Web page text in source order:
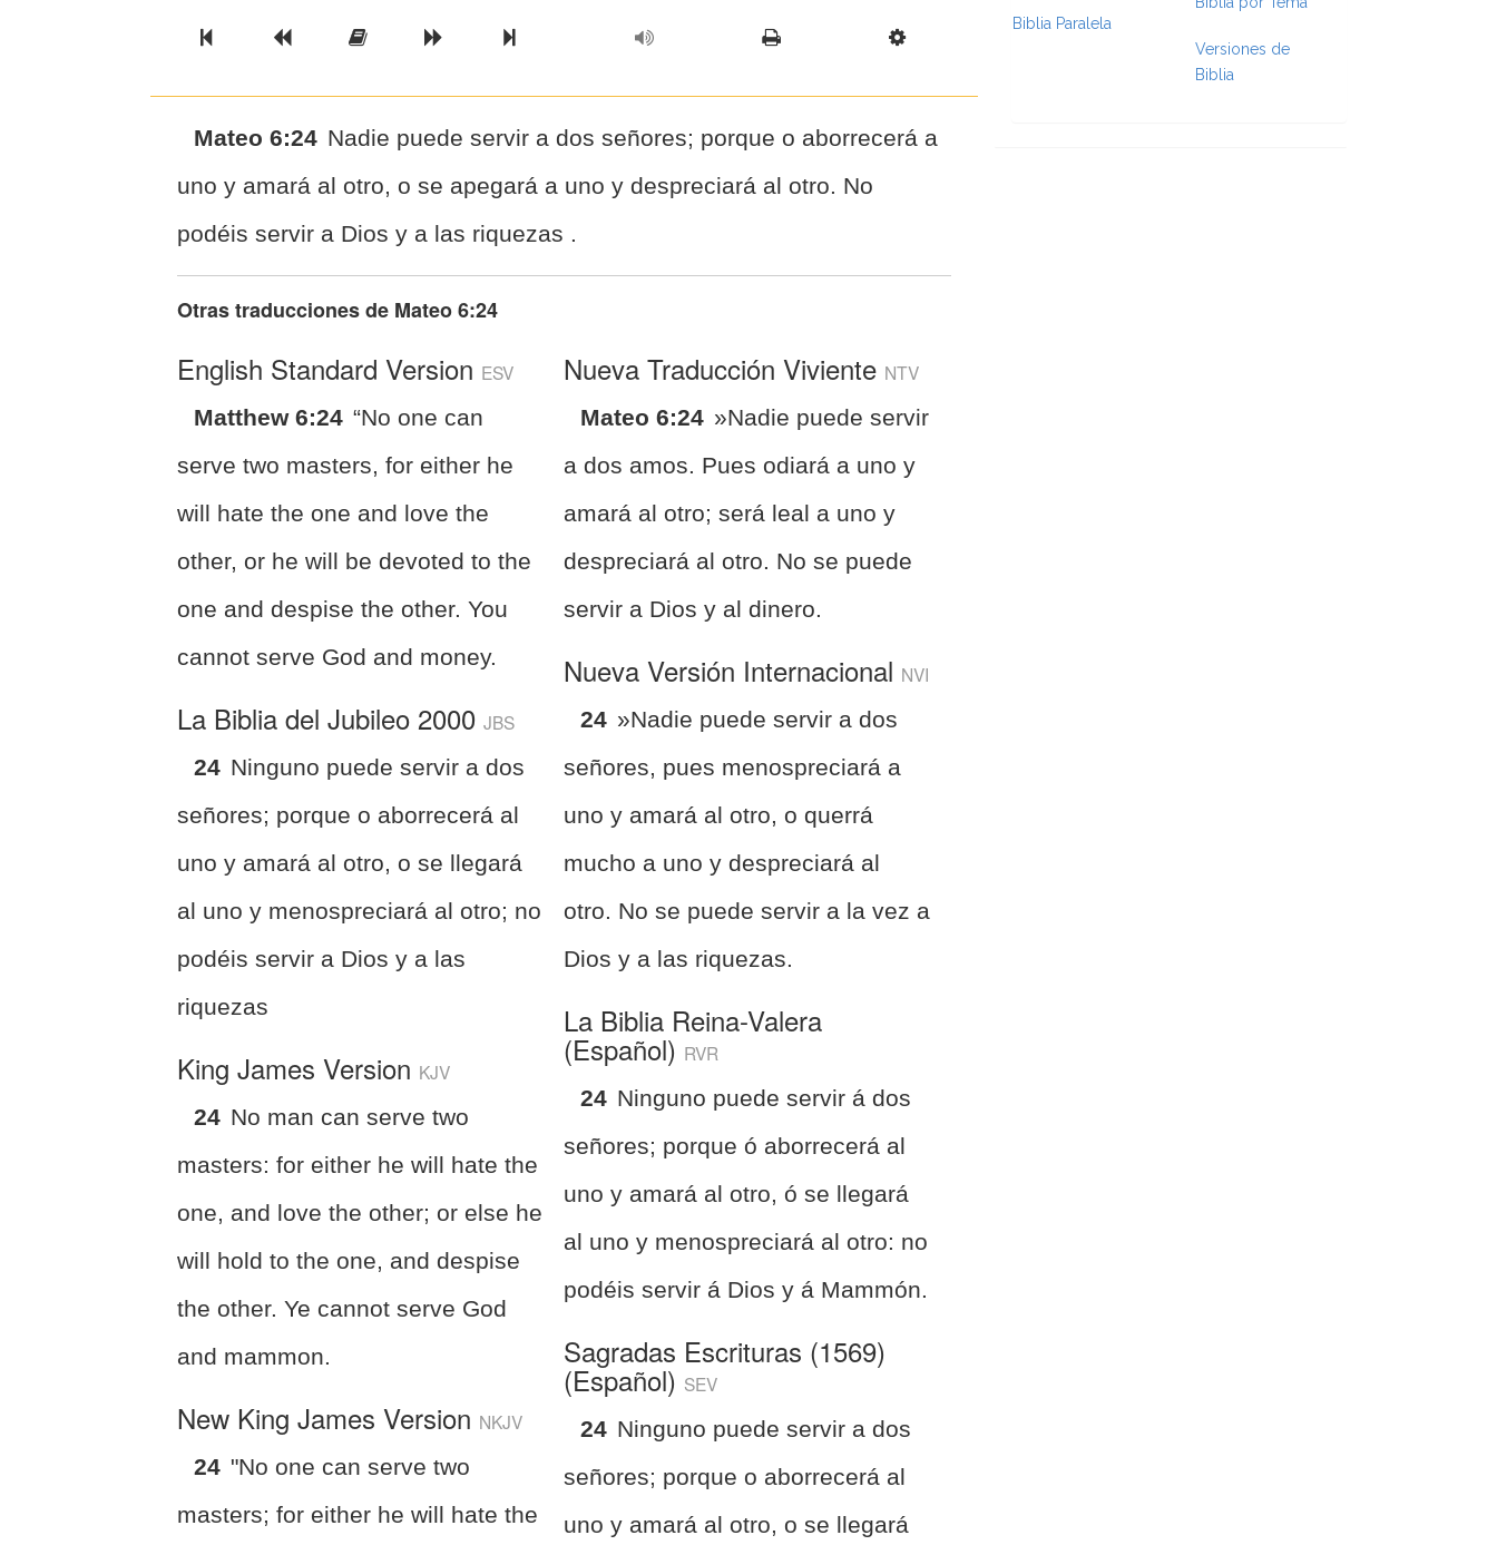
Previous BookPrevious Chapter
Read the Full Chapter
Next Chapter
Next Book Scripture Formatting
Mateo 6:24 Nadie puede servir a dos señores; porque o aborrecerá a
uno y amará al otro, o se apegará a uno y despreciará al otro. No
podéis servir a Dios y a las riquezas .
Otras traducciones de Mateo 6:24
English Standard Version ESV
Matthew 6:24 “No one can
serve two masters, for either he
will hate the one and love the
other, or he will be devoted to the
one and despise the other. You
cannot serve God and money.
La Biblia del Jubileo 2000JBS
24 Ninguno puede servir a dos
señores; porque o aborrecerá al
uno y amará al otro, o se llegará
al uno y menospreciará al otro; no
podéis servir a Dios y a las
riquezas
King James Version KJV
24 No man can serve two
masters: for either he will hate the
one, and love the other; or else he
will hold to the one, and despise
the other. Ye cannot serve God
and mammon.
New King James Version NKJV
24 "No one can serve two
masters; for either he will hate the
Nueva Traducción Viviente NTV
Mateo 6:24 »Nadie puede servir
a dos amos. Pues odiará a uno y
amará al otro; será leal a uno y
despreciará al otro. No se puede
servir a Dios y al dinero.
Nueva Versión Internacional NVI
24 »Nadie puede servir a dos
señores, pues menospreciará a
uno y amará al otro, o querrá
mucho a uno y despreciará al
otro. No se puede servir a la vez a
Dios y a las riquezas.
La Biblia Reina-Valera
(Español) RVR
24 Ninguno puede servir á dos
señores; porque ó aborrecerá al
uno y amará al otro, ó se llegará
al uno y menospreciará al otro: no
podéis servir á Dios y á Mammón.
Sagradas Escrituras (1569)
(Español) SEV
24 Ninguno puede servir a dos
señores; porque o aborrecerá al
uno y amará al otro, o se llegará
Biblia Paralela
Versiones de
Biblia